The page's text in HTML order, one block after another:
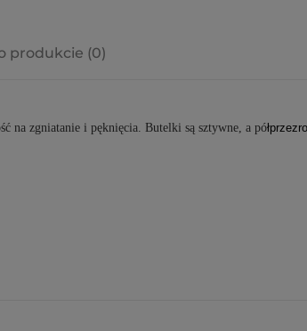
produkcie (0)
na zgniatanie i pęknięcia. Butelki są sztywne, a pó